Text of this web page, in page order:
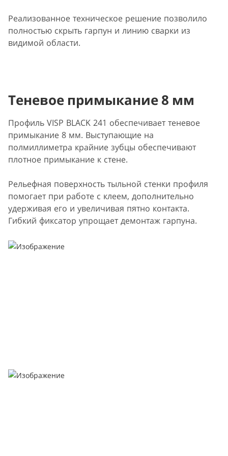
Реализованное техническое решение позволило
полностью скрыть гарпун и линию сварки из
видимой области.
Теневое примыкание 8 мм
Профиль VISP BLACK 241 обеспечивает теневое
примыкание 8 мм. Выступающие на
полмиллиметра крайние зубцы обеспечивают
плотное примыкание к стене.
Рельефная поверхность тыльной стенки профиля
помогает при работе с клеем, дополнительно
удерживая его и увеличивая пятно контакта.
Гибкий фиксатор упрощает демонтаж гарпуна.